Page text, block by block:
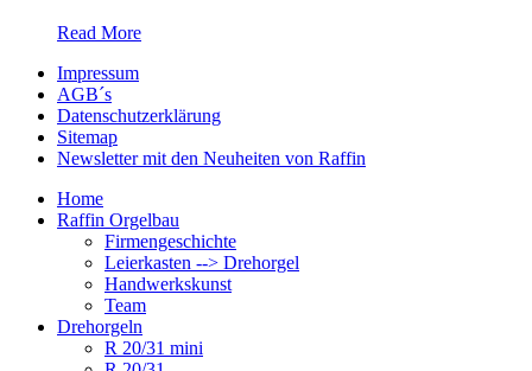
Read More
Impressum
AGB´s
Datenschutzerklärung
Sitemap
Newsletter mit den Neuheiten von Raffin
Home
Raffin Orgelbau
Firmengeschichte
Leierkasten --> Drehorgel
Handwerkskunst
Team
Drehorgeln
R 20/31 mini